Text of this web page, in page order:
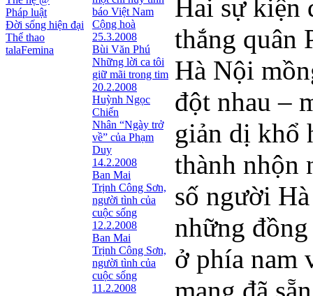
Pháp luật
Đời sống hiện đại
Thể thao
talaFemina
báo Việt Nam
Cộng hoà
25.3.2008
Bùi Văn Phú
Những lời ca tôi
giữ mãi trong tim
20.2.2008
Huỳnh Ngọc
Chiến
Nhân “Ngày trở
về” của Phạm
Duy
14.2.2008
Ban Mai
Trịnh Công Sơn,
người tình của
cuộc sống
12.2.2008
Ban Mai
Trịnh Công Sơn,
người tình của
cuộc sống
11.2.2008
Hai sự kiện
thắng quân
Hà Nội
đột nhau –
giản dị khổ
thành nhộn
số người
những
ở phía nam